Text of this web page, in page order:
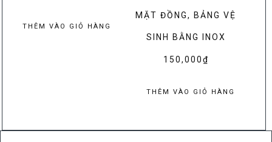
THÊM VÀO GIỎ HÀNG
MẶT ĐỒNG, BẢNG VỆ
SINH BẰNG INOX
150,000₫
THÊM VÀO GIỎ HÀNG